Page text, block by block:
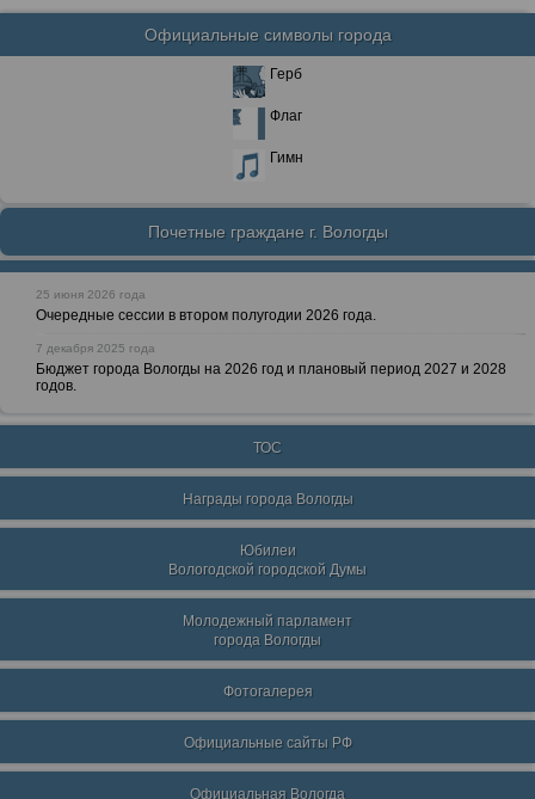
Официальные символы города
Герб
Флаг
Гимн
Почетные граждане г. Вологды
25 июня 2026 года
Очередные сессии в втором полугодии 2026 года.
7 декабря 2025 года
Бюджет города Вологды на 2026 год и плановый период 2027 и 2028
годов.
ТОС
Награды города Вологды
Юбилеи
Вологодской городской Думы
Молодежный парламент
города Вологды
Фотогалерея
Официальные сайты РФ
Официальная Вологда